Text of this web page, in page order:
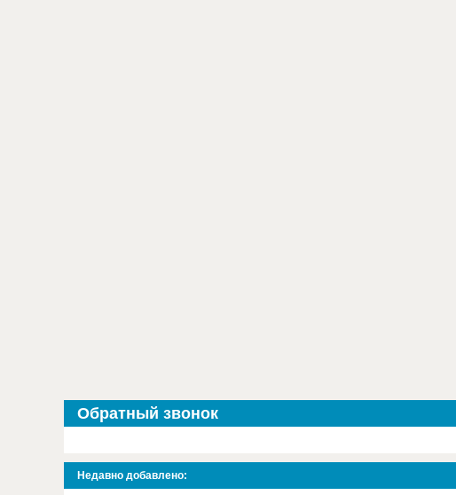
Обратный звонок
Недавно добавлено: